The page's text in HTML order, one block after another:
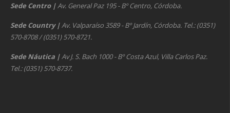
Sede Centro |Av. General Paz 195 - Bº Centro, Córdoba.
Sede Country |Av. Valparaíso 3589 - Bº Jardín, Córdoba. Tel.: (0351)
570-8708 / (0351) 570-8721.
Sede Náutica |Av J. S. Bach 1000 - Bº Costa Azul, Villa Carlos Paz.
Tel.: (0351) 570-8737.